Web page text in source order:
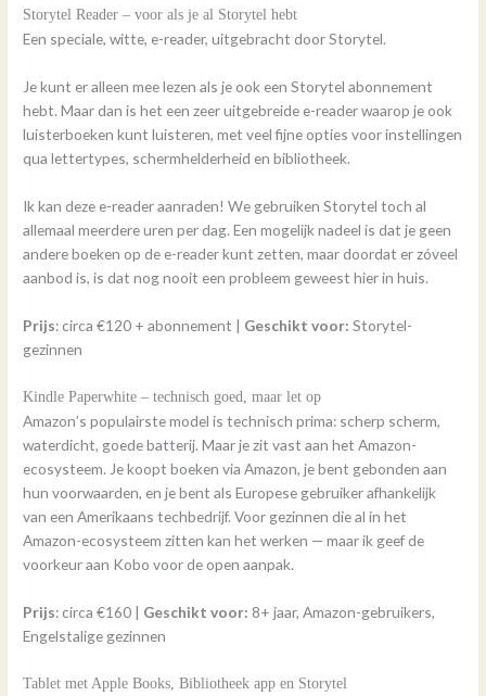
Storytel Reader – voor als je al Storytel hebt
Een speciale, witte, e-reader, uitgebracht door Storytel.
Je kunt er alleen mee lezen als je ook een Storytel abonnement
hebt. Maar dan is het een zeer uitgebreide e-reader waarop je ook
luisterboeken kunt luisteren, met veel fijne opties voor instellingen
qua lettertypes, schermhelderheid en bibliotheek.
Ik kan deze e-reader aanraden! We gebruiken Storytel toch al
allemaal meerdere uren per dag. Een mogelijk nadeel is dat je geen
andere boeken op de e-reader kunt zetten, maar doordat er zóveel
aanbod is, is dat nog nooit een probleem geweest hier in huis.
Prijs: circa €120 + abonnement | Geschikt voor:Storytel-
gezinnen
Kindle Paperwhite – technisch goed, maar let op
Amazon’s populairste model is technisch prima: scherp scherm,
waterdicht, goede batterij. Maar je zit vast aan het Amazon-
ecosysteem. Je koopt boeken via Amazon, je bent gebonden aan
hun voorwaarden, en je bent als Europese gebruiker afhankelijk
van een Amerikaans techbedrijf. Voor gezinnen die al in het
Amazon-ecosysteem zitten kan het werken — maar ik geef de
voorkeur aan Kobo voor de open aanpak.
Prijs: circa €160 | Geschikt voor: 8+ jaar, Amazon-gebruikers,
Engelstalige gezinnen
Tablet met Apple Books, Bibliotheek app en Storytel